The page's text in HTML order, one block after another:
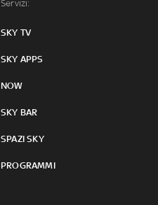
Servizi:
SKY TV
SKY APPS
NOW
SKY BAR
SPAZI SKY
PROGRAMMI